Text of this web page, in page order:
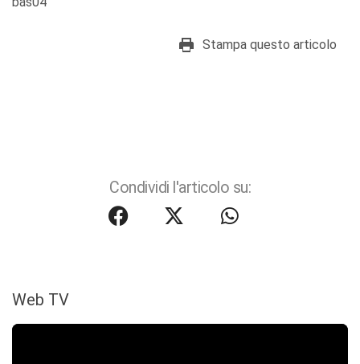
Stampa questo articolo
Condividi l'articolo su:
Web TV